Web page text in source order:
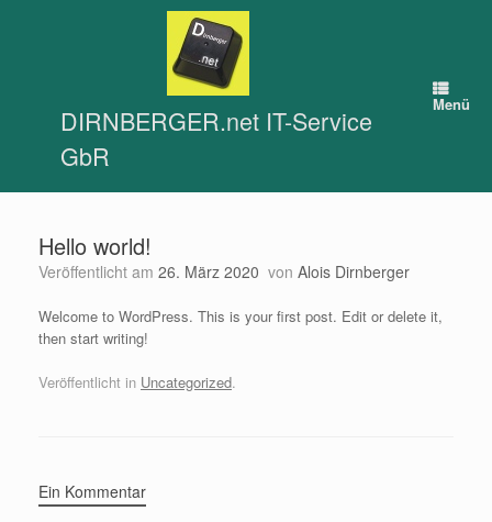
DIRNBERGER.net IT-Service
GbR
Menü
Hello world!
Veröffentlicht am 26. März 2020 von Alois Dirnberger
Welcome to WordPress. This is your first post. Edit or delete it,
then start writing!
Veröffentlicht in Uncategorized.
Ein Kommentar